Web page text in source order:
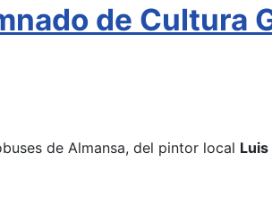
de Cultura
de Almansa, del pintor local